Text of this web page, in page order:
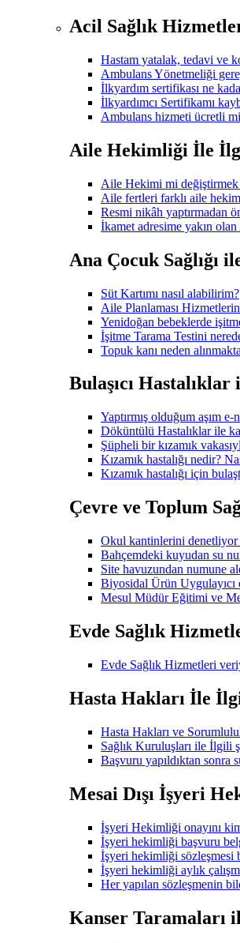
Acil Sağlık
Hastam yatalak, tedavi ve
Ambulans Yönetmeliği
İlkyardım sertifikası ne
İlkyardımcı Sertifikamı
Ambulans hizmeti ücretli
Aile Hekimliği İle
Aile Hekimi mi
Aile fertleri farklı aile
Resmi nikâh yaptırmadan
İkamet adresime yakın
Ana Çocuk Sağlığı
Süt Kartımı nasıl alabilirim?
Aile Planlaması
Yenidoğan bebeklerde
İşitme Tarama Testini
Topuk kanı neden
Bulaşıcı
Yaptırmış olduğum aşım
Döküntülü Hastalıklar ile
Şüpheli bir kızamık
Kızamık hastalığı nedir?
Kızamık hastalığı için
Çevre ve Toplum
Okul kantinlerini denetliyor
Bahçemdeki kuyudan su
Site havuzundan numune
Biyosidal Ürün
Mesul Müdür Eğitimi ve
Evde Sağlık
Evde Sağlık Hizmetleri
Hasta Hakları İle
Hasta Hakları ve
Sağlık Kuruluşları ile İlgili
Başvuru yapıldıktan sonra
Mesai Dışı İşyeri
İşyeri Hekimliği onayını
İşyeri hekimliği başvuru
İşyeri hekimliği
İşyeri hekimliği aylık
Her yapılan sözleşmenin
Kanser Taramaları